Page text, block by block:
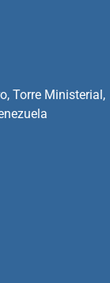
Torre Ministerial,